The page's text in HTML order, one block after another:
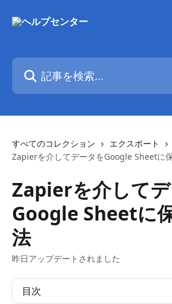
記事を検索...
すべてのコレクション エクスポート
Zapierを介してデータをGoogle Sheetに
Zapierを介して
Google Sheetに
法
昨日アップデートされました
目次